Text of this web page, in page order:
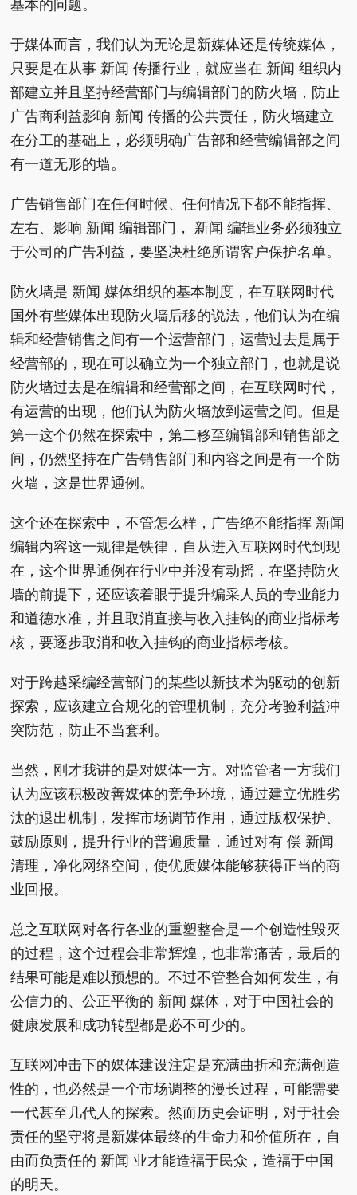
基本的问题。
于媒体而言，我们认为无论是新媒体还是传统媒体，
只要是在从事 新闻 传播行业，就应当在 新闻 组织内
部建立并且坚持经营部门与编辑部门的防火墙，防止
广告商利益影响 新闻 传播的公共责任，防火墙建立
在分工的基础上，必须明确广告部和经营编辑部之间
有一道无形的墙。
广告销售部门在任何时候、任何情况下都不能指挥、
左右、影响 新闻 编辑部门， 新闻 编辑业务必须独立
于公司的广告利益，要坚决杜绝所谓客户保护名单。
防火墙是 新闻 媒体组织的基本制度，在互联网时代
国外有些媒体出现防火墙后移的说法，他们认为在编
辑和经营销售之间有一个运营部门，运营过去是属于
经营部的，现在可以确立为一个独立部门，也就是说
防火墙过去是在编辑和经营部之间，在互联网时代，
有运营的出现，他们认为防火墙放到运营之间。但是
第一这个仍然在探索中，第二移至编辑部和销售部之
间，仍然坚持在广告销售部门和内容之间是有一个防
火墙，这是世界通例。
这个还在探索中，不管怎么样，广告绝不能指挥 新闻
编辑内容这一规律是铁律，自从进入互联网时代到现
在，这个世界通例在行业中并没有动摇，在坚持防火
墙的前提下，还应该着眼于提升编采人员的专业能力
和道德水准，并且取消直接与收入挂钩的商业指标考
核，要逐步取消和收入挂钩的商业指标考核。
对于跨越采编经营部门的某些以新技术为驱动的创新
探索，应该建立合规化的管理机制，充分考验利益冲
突防范，防止不当套利。
当然，刚才我讲的是对媒体一方。对监管者一方我们
认为应该积极改善媒体的竞争环境，通过建立优胜劣
汰的退出机制，发挥市场调节作用，通过版权保护、
鼓励原则，提升行业的普遍质量，通过对有 偿 新闻
清理，净化网络空间，使优质媒体能够获得正当的商
业回报。
总之互联网对各行各业的重塑整合是一个创造性毁灭
的过程，这个过程会非常辉煌，也非常痛苦，最后的
结果可能是难以预想的。不过不管整合如何发生，有
公信力的、公正平衡的 新闻 媒体，对于中国社会的
健康发展和成功转型都是必不可少的。
互联网冲击下的媒体建设注定是充满曲折和充满创造
性的，也必然是一个市场调整的漫长过程，可能需要
一代甚至几代人的探索。然而历史会证明，对于社会
责任的坚守将是新媒体最终的生命力和价值所在，自
由而负责任的 新闻 业才能造福于民众，造福于中国
的明天。